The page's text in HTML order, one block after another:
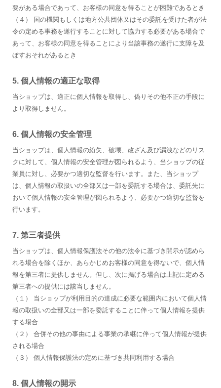
要がある場合であって、お客様の同意を得ることが困難であるとき
（４） 国の機関もしくは地方公共団体又はその委託を受けた者が法
令の定める事務を遂行することに対して協力する必要がある場合で
あって、お客様の同意を得ることにより当該事務の遂行に支障を及
ぼすおそれがあるとき
5. 個人情報の適正な取得
当ショップは、適正に個人情報を取得し、偽りその他不正の手段に
より取得しません。
6. 個人情報の安全管理
当ショップは、個人情報の紛失、破壊、改ざん及び漏洩などのリス
クに対して、個人情報の安全管理が図られるよう、当ショップの従
業員に対し、必要かつ適切な監督を行います。また、当ショップ
は、個人情報の取扱いの全部又は一部を委託する場合は、委託先に
おいて個人情報の安全管理が図られるよう、必要かつ適切な監督を
行います。
7. 第三者提供
当ショップは、個人情報保護法その他の法令に基づき開示が認めら
れる場合を除くほか、あらかじめお客様の同意を得ないで、個人情
報を第三者に提供しません。但し、次に掲げる場合は上記に定める
第三者への提供には該当しません。
（１） 当ショップが利用目的の達成に必要な範囲内において個人情
報の取扱いの全部又は一部を委託することに伴って個人情報を提供
する場合
（２） 合併その他の事由による事業の承継に伴って個人情報が提供
される場合
（３） 個人情報保護法の定めに基づき共同利用する場合
8. 個人情報の開示